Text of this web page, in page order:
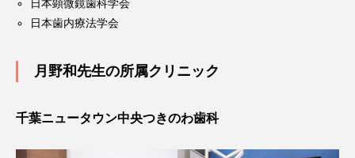
日本顕微鏡歯科学会
日本歯内療法学会
月野和先生の所属クリニック
千葉ニュータウン中央つきのわ歯科